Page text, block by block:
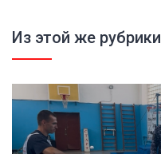
Из этой же рубрики